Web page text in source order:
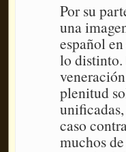
Por su
una
español
lo distinto.
plenitud
caso
muchos